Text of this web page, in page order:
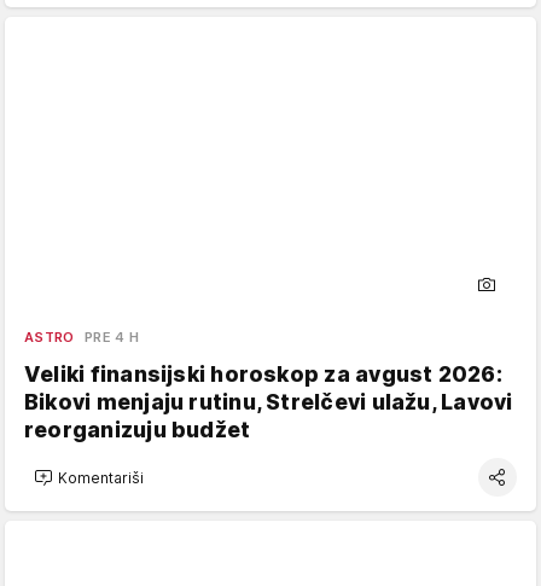
ASTRO PRE 4 H
Veliki finansijski horoskop za avgust 2026:
Bikovi menjaju rutinu, Strelčevi ulažu, Lavovi
reorganizuju budžet
Komentariši